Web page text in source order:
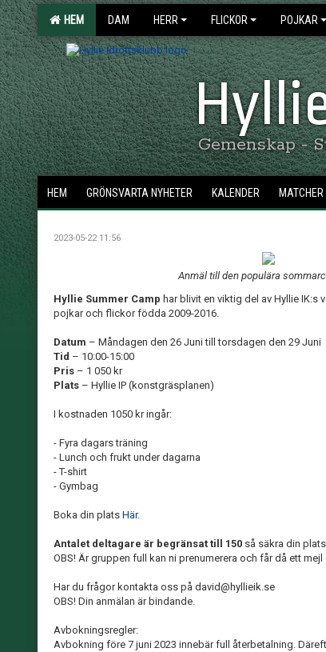
HEM DAM HERR FLICKOR POJKAR
Gemenskap -
HEM GRÖNSVARTA NYHETER KALENDER MATCHER
2023-05-22 11:56
Anmäl till den populära
Hyllie Summer Camp har blivit en viktig del av Hyllie
pojkar och flickor födda 2009-2016.
Datum – Måndagen den 26 Juni till torsdagen den 29 Juni
Tid – 10:00-15:00
Pris – 1 050 kr
Plats – Hyllie IP (konstgräsplanen)
I kostnaden 1050 kr ingår:
- Fyra dagars träning
- Lunch och frukt under dagarna
- T-shirt
- Gymbag
Boka din plats Här.
Antalet deltagare är begränsat till 150 så säkra din
OBS! Är gruppen full kan ni prenumerera och får då ett
Har du frågor kontakta oss på david@hyllieik.se
OBS! Din anmälan är bindande.
Avbokningsregler:
Avbokning före 7 juni 2023 innebär full återbetalning.